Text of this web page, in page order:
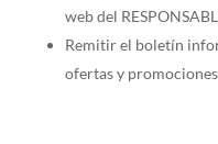
web del
Remitir el boletín
ofertas y